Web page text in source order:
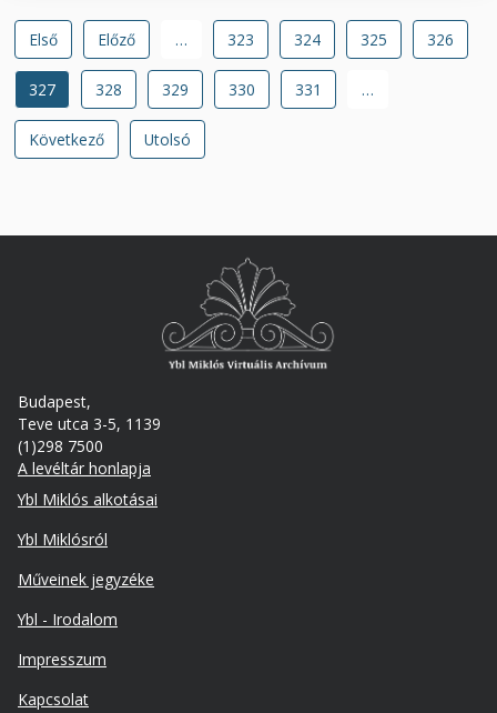
Oldalszámozás
Első
oldal
Első
Előző
oldal
Előző … Oldal
323 Oldal
324 Oldal
325 Oldal
326
Jelenlegi
oldal
327 Oldal
328 Oldal
329 Oldal
330 Oldal
331 …
Következő
oldal
Következő
Utolsó
oldal
Utolsó
Budapest,
Teve utca 3-5, 1139
(1)298 7500
A levéltár honlapja
Footer
Ybl Miklós alkotásai
Ybl Miklósról
Műveinek jegyzéke
Ybl - Irodalom
Lábléc
másodlagos
Impresszum
Kapcsolat